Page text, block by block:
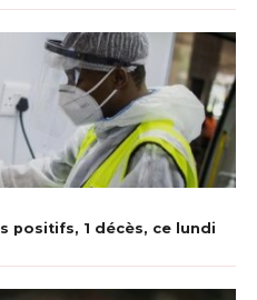
positifs, 1 décès, ce lundi